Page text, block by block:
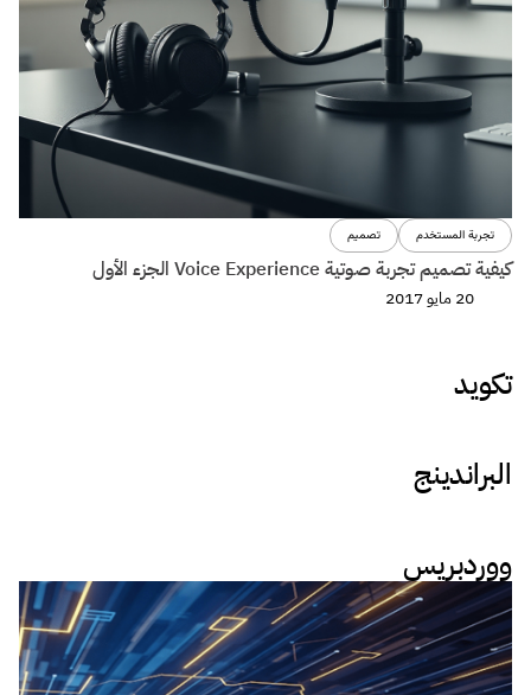
تجربة المستخدم تصميم
كيفية تصميم تجربة صوتية Voice Experience الجزء الأول
20 مايو 2017
تكويد
البراندينج
ووردبريس